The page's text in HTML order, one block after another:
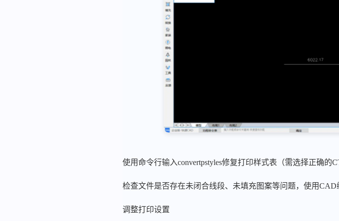
使用命令行输入convertpstyles修复打印样式表（需选择正确的
检查文件是否存在未闭合线段、未填充图案等问题，使用CAD
调整打印设置